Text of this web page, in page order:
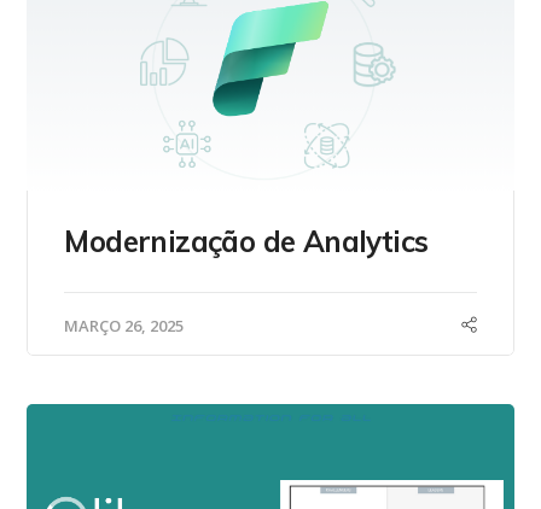
Modernização de Analytics
MARÇO 26, 2025